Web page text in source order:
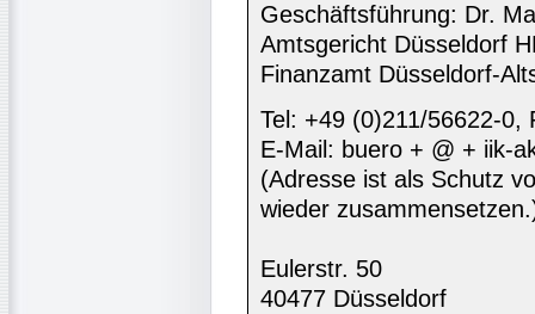
Geschäftsführung: Dr.
Amtsgericht Düsseldorf
Finanzamt Düsseldorf-
Tel: +49 (0)211/56622-0,
E-Mail: buero + @ + iik-
(Adresse ist als Schutz
wieder
Eulerstr. 50
40477 Düsseldorf